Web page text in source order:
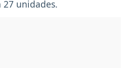
unidades.